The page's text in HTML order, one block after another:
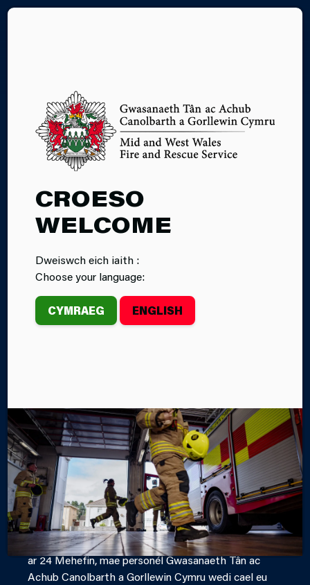
CROESO
WELCOME
Dweiswch eich iaith :
Choose your language:
CYMRAEG ENGLISH
03.07.2026
GWASANAETH
TÂN AC ACHUB
CANOLBARTH A
GORLLEWIN
GYDA’R
YMATEB I
DDAEARGRYN
VENEZUELA
Yn dilyn y daeargrynfeydd erchyll a darodd Venezuela
ar 24 Mehefin, mae personél Gwasanaeth Tân ac
Achub Canolbarth a Gorllewin Cymru wedi cael eu